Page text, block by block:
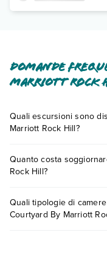
Domande
Marriott Rock
Quali escursioni sono
Marriott Rock Hill?
presso Courtyard By
sezione dedicata
Quanto costa
Rock Hill?
base a vari fattori
consultare i prezzi,
Quali tipologie di
Courtyard By Marriott